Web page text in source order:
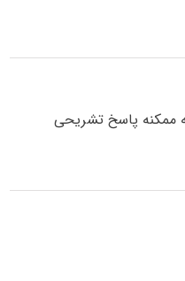
ممکنه پاسخ تشریحی